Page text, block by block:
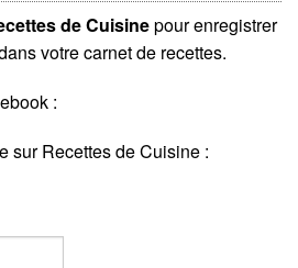
de Cuisinepour enregistrer
votre carnet de recettes.
:
sur Recettes de Cuisine :